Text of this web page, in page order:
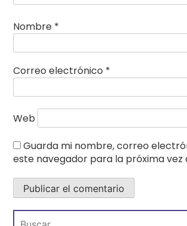
Nombre *
Correo electrónico *
Web
Guarda mi nombre, correo
este navegador para la próxima vez
Buscar: